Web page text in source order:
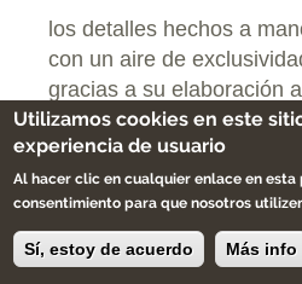
los detalles hechos a
con un aire de
gracias a su elaboración
espíritu eco.
Utilizamos cookies en este
experiencia de usuario
Al hacer clic en cualquier enlace en esta
consentimiento para que nosotros
Sí, estoy de acuerdo Más info